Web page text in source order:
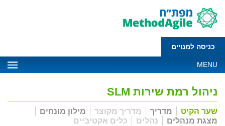
כניסה למנויים
MENU
ניהול רמת שירות SLM
שער הקיט מדריך מדריך מקוצר
מילון מונחים
מצגת מנהלים
נהלים כלים אקטיביים